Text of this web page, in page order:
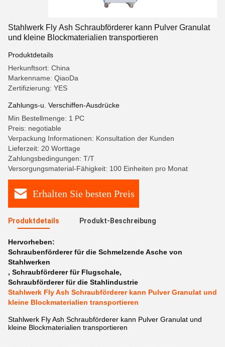
Stahlwerk Fly Ash Schraubförderer kann Pulver Granulat
und kleine Blockmaterialien transportieren
Produktdetails
Herkunftsort: China
Markenname: QiaoDa
Zertifizierung: YES
Zahlungs-u. Verschiffen-Ausdrücke
Min Bestellmenge: 1 PC
Preis: negotiable
Verpackung Informationen: Konsultation der Kunden
Lieferzeit: 20 Worttage
Zahlungsbedingungen: T/T
Versorgungsmaterial-Fähigkeit: 100 Einheiten pro Monat
Erhalten Sie besten Preis
Produktdetails Produkt-Beschreibung
Hervorheben:
Schraubenförderer für die Schmelzende Asche von
Stahlwerken
, Schraubförderer für Flugschale,
Schraubförderer für die Stahlindustrie
Stahlwerk Fly Ash Schraubförderer kann Pulver Granulat und
kleine Blockmaterialien transportieren
Stahlwerk Fly Ash Schraubförderer kann Pulver Granulat und
kleine Blockmaterialien transportieren